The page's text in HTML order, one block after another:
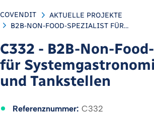
COVENDIT
AKTUELLE PROJEKTE
B2B-NON-FOOD-SPEZIALIST FÜR…
C332 - B2B-Non-
für
und Tankstellen
Referenznummer: C332